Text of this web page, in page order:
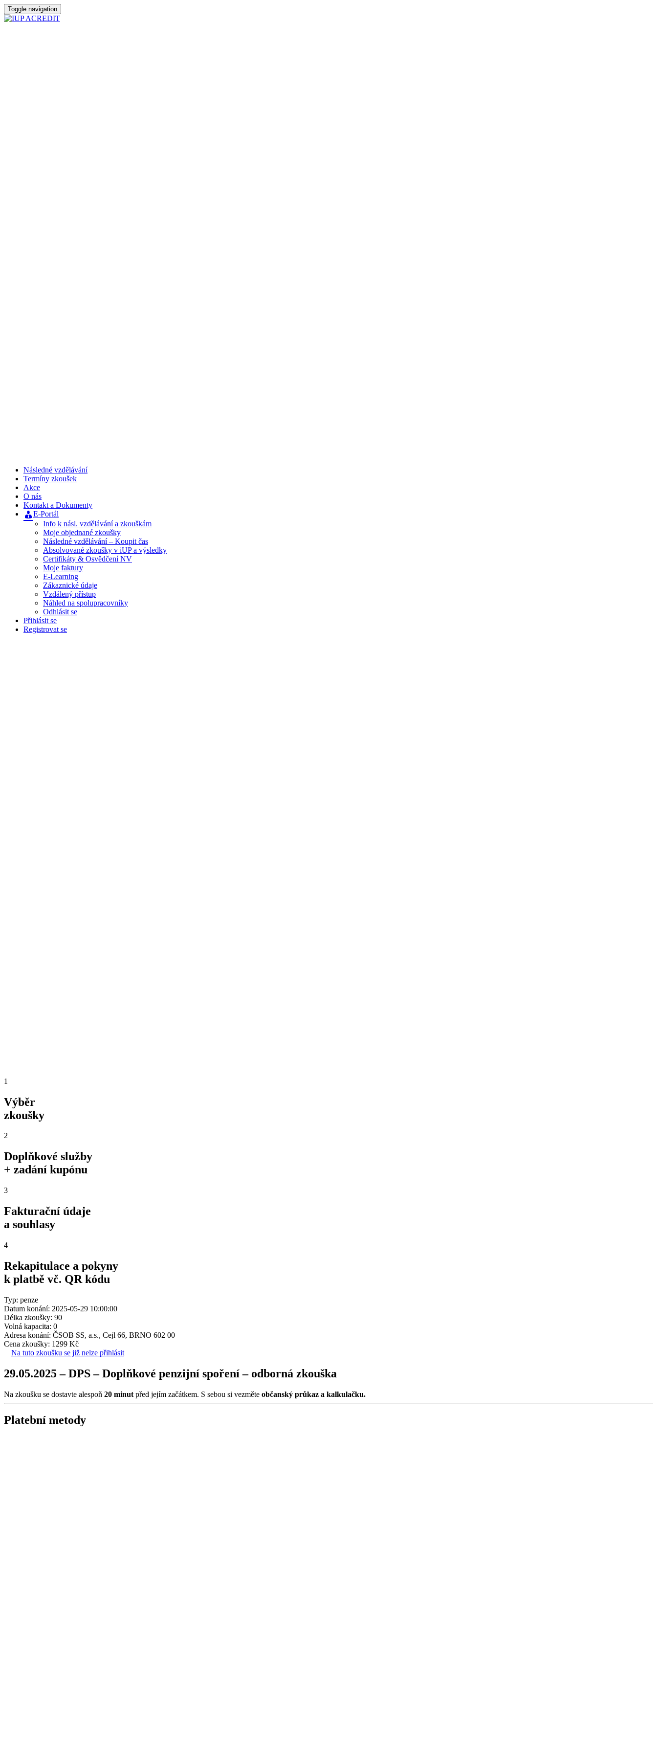
Toggle navigation
Následné vzdělávání
Termíny zkoušek
Akce
O nás
Kontakt a Dokumenty
E-Portál
Info k násl. vzdělávání a zkouškám
Moje objednané zkoušky
Následné vzdělávání – Koupit čas
Absolvované zkoušky v iUP a výsledky
Certifikáty & Osvědčení NV
Moje faktury
E-Learning
Zákaznické údaje
Vzdálený přístup
Náhled na spolupracovníky
Odhlásit se
Přihlásit se
Registrovat se
1
Výběr
zkoušky
2
Doplňkové služby
+ zadání kupónu
3
Fakturační údaje
a souhlasy
4
Rekapitulace a pokyny
k platbě vč. QR kódu
Typ: penze
Datum konání: 2025-05-29 10:00:00
Délka zkoušky: 90
Volná kapacita: 0
Adresa konání: ČSOB SS, a.s., Cejl 66, BRNO 602 00
Cena zkoušky: 1299 Kč
Na tuto zkoušku se již nelze přihlásit
29.05.2025 – DPS – Doplňkové penzijní spoření – odborná zkouška
Na zkoušku se dostavte alespoň 20 minut před jejím začátkem. S sebou si vezměte občanský průkaz a kalkulačku.
Platební metody